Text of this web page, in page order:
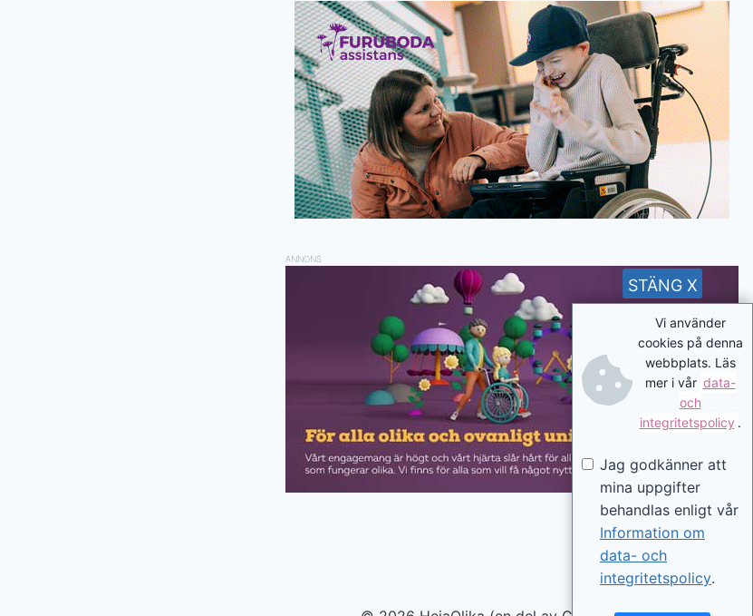
ANNONS
Vi använder
cookies på denna
webbplats. Läs
mer i vår data-
och
integritetspolicy .
Jag godkänner att
mina uppgifter
behandlas enligt vår
Information om
data- och
integritetspolicy.
STÄNG X